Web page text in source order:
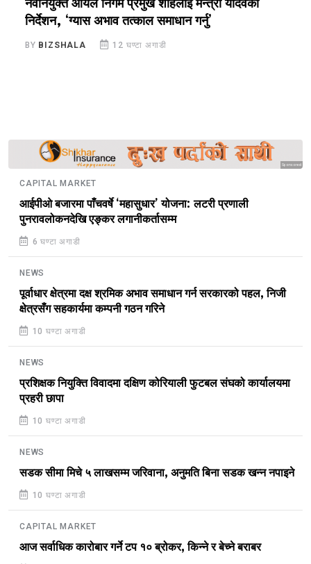
नवनियुक्त आयल निगम प्रमुख शाहलाई मन्त्री यादवको
निर्देशन, ‘ग्यास अभाव तत्काल समाधान गर्नु’
BY BIZSHALA 12 घण्टा अगाडी
Sponsored
CAPITAL MARKET
आईपीओ बजारमा पाँचवर्षे ‘महासुधार’ योजना: लटरी प्रणाली
पुनरावलोकनदेखि एङ्कर लगानीकर्तासम्म
6 घण्टा अगाडी
NEWS
पूर्वाधार क्षेत्रमा दक्ष श्रमिक अभाव समाधान गर्न सरकारको पहल, निजी
क्षेत्रसँग सहकार्यमा कम्पनी गठन गरिने
10 घण्टा अगाडी
NEWS
प्रशिक्षक नियुक्ति विवादमा दक्षिण कोरियाली फुटबल संघको कार्यालयमा
प्रहरी छापा
10 घण्टा अगाडी
NEWS
सडक सीमा मिचे ५ लाखसम्म जरिवाना, अनुमति बिना सडक खन्न नपाइने
10 घण्टा अगाडी
CAPITAL MARKET
आज सर्वाधिक कारोबार गर्ने टप १० ब्रोकर, किन्ने र बेच्ने बराबर